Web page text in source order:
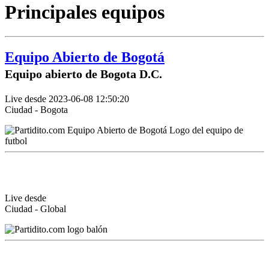
Principales equipos
Equipo Abierto de Bogotá
Equipo abierto de Bogota D.C.
Live desde 2023-06-08 12:50:20
Ciudad - Bogota
Live desde
Ciudad - Global